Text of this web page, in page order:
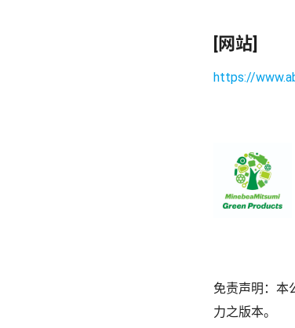
[网站]
https://
免责声明：本
力之版本。